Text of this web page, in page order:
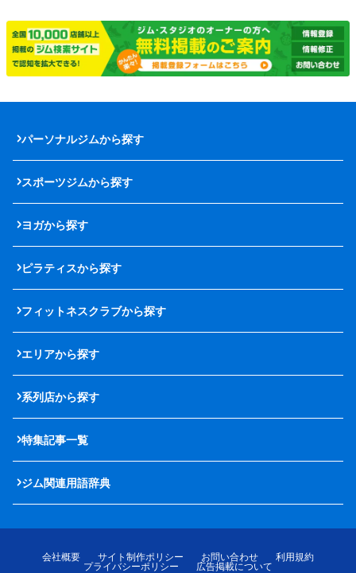
パーソナルジムから探す
スポーツジムから探す
ヨガから探す
ピラティスから探す
フィットネスクラブから探す
エリアから探す
系列店から探す
特集記事一覧
ジム関連用語辞典
会社概要 サイト制作ポリシー お問い合わせ
利用規約
プライバシーポリシー
広告掲載について